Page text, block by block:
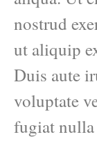
nostrud
ut aliquip
Duis aute
voluptate
fugiat